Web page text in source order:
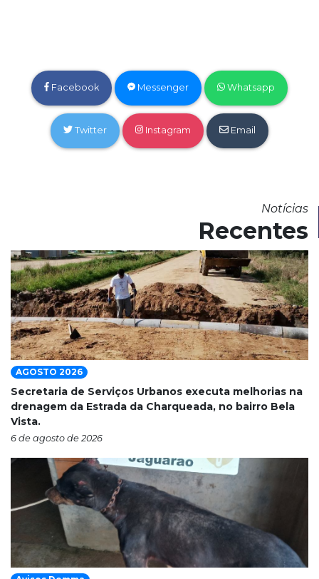
Facebook Messenger Whatsapp
Twitter Instagram Email
Notícias
Recentes
AGOSTO 2026
Secretaria de Serviços Urbanos executa melhorias na
drenagem da Estrada da Charqueada, no bairro Bela
Vista.
6 de agosto de 2026